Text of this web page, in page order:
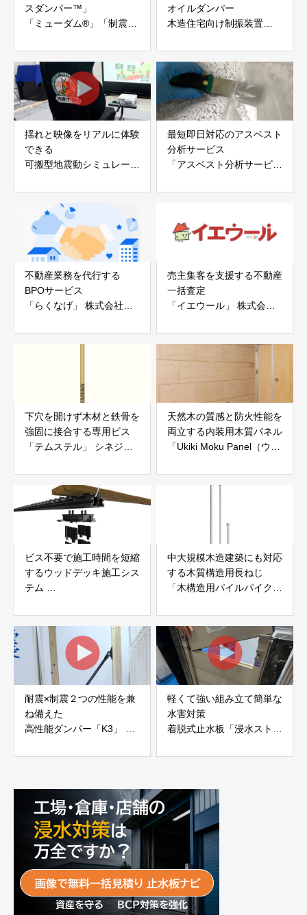
スダンパー™」
「ミューダム®」「制震テ
アイディールブレーン株式
会社
オイルダンパー
木造住宅向け制振装置
株式会社evoltz
揺れと映像をリアルに体験
できる
可搬型地震動シミュレータ
白山工業株式会社
最短即日対応のアスベスト
分析サービス
「アスベスト分析サービ
不動産業務を代行する
BPOサービス
「らくなげ」 株式会社い
売主集客を支援する不動産
一括査定
「イエウール」 株式会社
下穴を開けず木材と鉄骨を
強固に接合する専用ビス
「テムステル」 シネジッ
天然木の質感と防火性能を
両立する内装用木質パネル
「Ukiki Moku Panel（ウキ
社サンパテック
ビス不要で施工時間を短縮
するウッドデッキ施工シス
テム
JAPAN
中大規模木造建築にも対応
する木質構造用長ねじ
「木構造用パイルパイクビ
耐震×制震２つの性能を兼
ね備えた
高性能ダンパー「K3」 富
軽くて強い組み立て簡単な
水害対策
着脱式止水板「浸水ストッ
富士工業株式会社